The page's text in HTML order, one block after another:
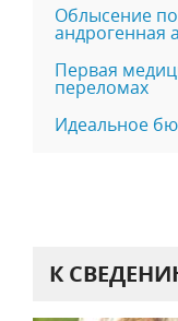
Облысение
андрогенная
Первая
переломах
Идеальное
К